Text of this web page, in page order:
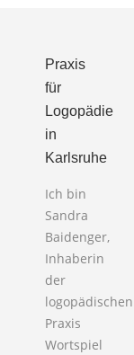
Praxis
für
Logopädie
in
Karlsruhe
Ich bin
Sandra
Baidenger,
Inhaberin
der
logopädischen
Praxis
Wortspiel